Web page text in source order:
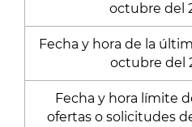
octubre del
Fecha y hora de la
octubre del
Fecha y hora límite
ofertas o solicitudes